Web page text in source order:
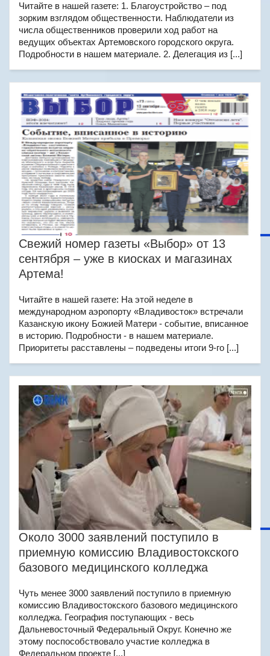
Читайте в нашей газете: 1. Благоустройство – под
зорким взглядом общественности. Наблюдатели из
числа общественников проверили ход работ на
ведущих объектах Артемовского городского округа.
Подробности в нашем материале. 2. Делегация из [...]
Свежий номер газеты «Выбор» от 13
сентября – уже в киосках и магазинах
Артема!
Читайте в нашей газете: На этой неделе в
международном аэропорту «Владивосток» встречали
Казанскую икону Божией Матери - событие, вписанное
в историю. Подробности - в нашем материале.
Приоритеты расставлены – подведены итоги 9-го [...]
Около 3000 заявлений поступило в
приемную комиссию Владивостокского
базового медицинского колледжа
Чуть менее 3000 заявлений поступило в приемную
комиссию Владивостокского базового медицинского
колледжа. География поступающих - весь
Дальневосточный Федеральный Округ. Конечно же
этому поспособствовало участие колледжа в
Федеральном проекте [...]